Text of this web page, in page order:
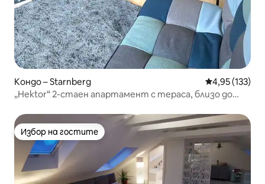
Кондо – Starnberg Средна
4,95 (133)
„Hektor“ 2-стаен апартамент с тераса, близо до
Избор на гостите
Избор на гостите